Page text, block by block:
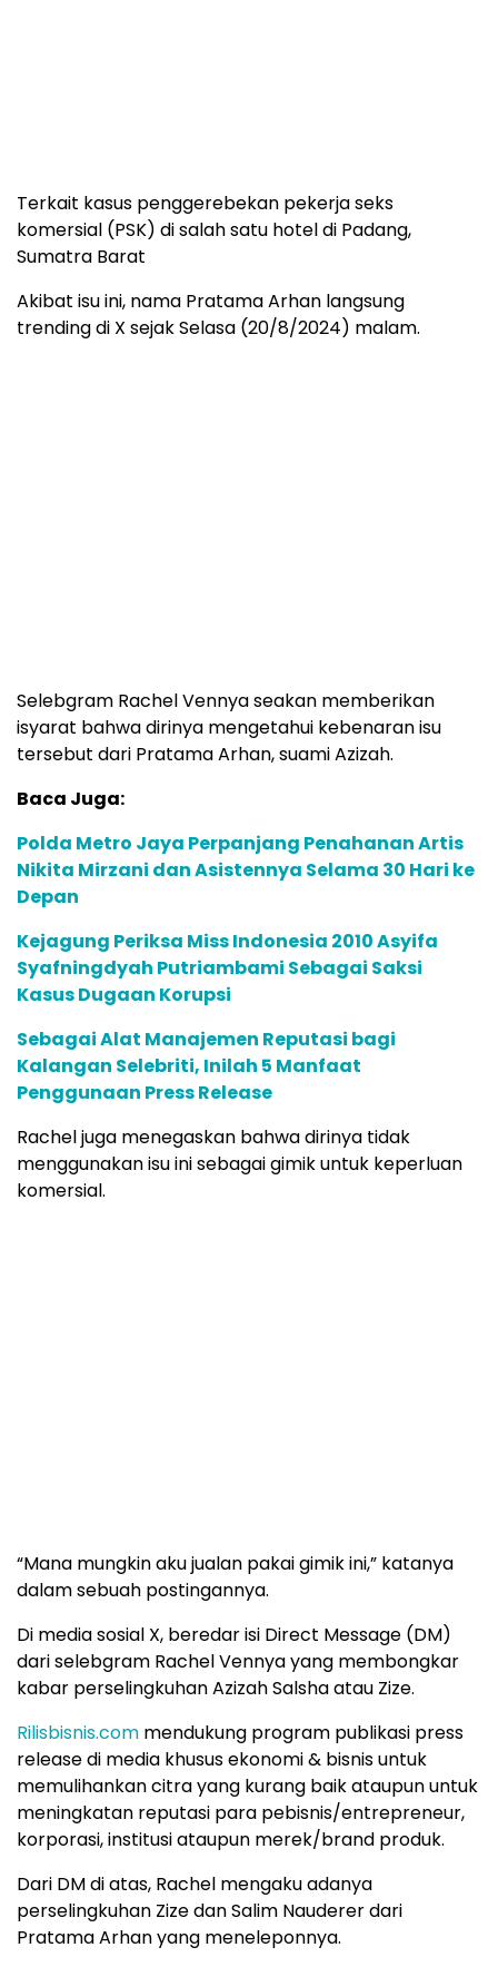
Terkait kasus penggerebekan pekerja seks
komersial (PSK) di salah satu hotel di Padang,
Sumatra Barat
Akibat isu ini, nama Pratama Arhan langsung
trending di X sejak Selasa (20/8/2024) malam.
Selebgram Rachel Vennya seakan memberikan
isyarat bahwa dirinya mengetahui kebenaran isu
tersebut dari Pratama Arhan, suami Azizah.
Baca Juga:
Polda Metro Jaya Perpanjang Penahanan Artis
Nikita Mirzani dan Asistennya Selama 30 Hari ke
Depan
Kejagung Periksa Miss Indonesia 2010 Asyifa
Syafningdyah Putriambami Sebagai Saksi
Kasus Dugaan Korupsi
Sebagai Alat Manajemen Reputasi bagi
Kalangan Selebriti, Inilah 5 Manfaat
Penggunaan Press Release
Rachel juga menegaskan bahwa dirinya tidak
menggunakan isu ini sebagai gimik untuk keperluan
komersial.
“Mana mungkin aku jualan pakai gimik ini,” katanya
dalam sebuah postingannya.
Di media sosial X, beredar isi Direct Message (DM)
dari selebgram Rachel Vennya yang membongkar
kabar perselingkuhan Azizah Salsha atau Zize.
Rilisbisnis.com mendukung program publikasi press
release di media khusus ekonomi & bisnis untuk
memulihankan citra yang kurang baik ataupun untuk
meningkatan reputasi para pebisnis/entrepreneur,
korporasi, institusi ataupun merek/brand produk.
Dari DM di atas, Rachel mengaku adanya
perselingkuhan Zize dan Salim Nauderer dari
Pratama Arhan yang meneleponnya.